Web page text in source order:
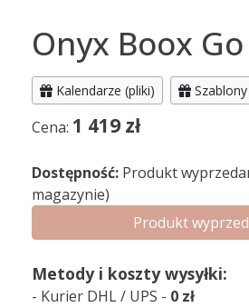
Onyx Boox
Kalendarze (pliki)
Cena: 1 419zł
Dostępność: Produkt
magazynie)
Produkt
Metody i koszty wysyłki:
- Kurier DHL / UPS - 0 zł